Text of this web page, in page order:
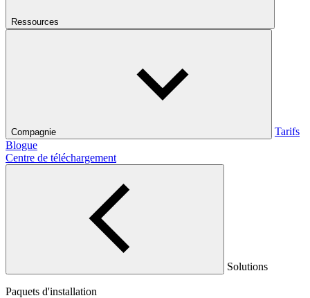
Ressources
Compagnie
Tarifs
Blogue
Centre de téléchargement
Solutions
Paquets d'installation